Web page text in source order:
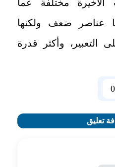
الأخيرة مختلفة عما
عناصر ضعف ولكنها
التعبير، وأكثر قدرة
0
تعليق